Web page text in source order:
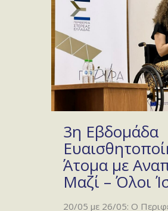
3η Εβδομάδα
Άτομα με
Μαζί – Όλοι
20/05 με 26/05: Ο